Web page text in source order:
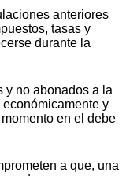
anteriores
tasas y
durante la
y no abonados a la
y
en el debe
a que, una